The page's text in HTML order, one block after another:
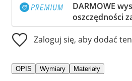
DARMOWE
oszczędności
Zaloguj się, aby dodać
OPIS Wymiary Materiały